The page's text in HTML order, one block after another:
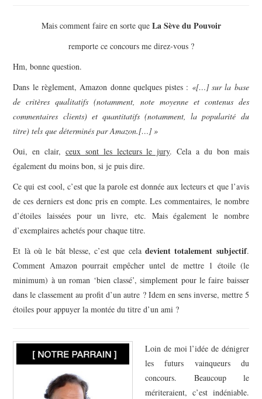
Mais comment faire en sorte que La Sève du Pouvoir
remporte ce concours me direz-vous ?
Hm, bonne question.
Dans le règlement, Amazon donne quelques pistes : «[…] sur la base
de critères qualitatifs (notamment, note moyenne et contenus des
commentaires clients) et quantitatifs (notamment, la popularité du
titre) tels que déterminés par Amazon.[…] »
Oui, en clair, ceux sont les lecteurs le jury. Cela a du bon mais
également du moins bon, si je puis dire.
Ce qui est cool, c’est que la parole est donnée aux lecteurs et que l’avis
de ces derniers est donc pris en compte. Les commentaires, le nombre
d’étoiles laissées pour un livre, etc. Mais également le nombre
d’exemplaires achetés pour chaque titre.
Et là où le bât blesse, c’est que celadevient totalement subjectif.
Comment Amazon pourrait empêcher untel de mettre 1 étoile (le
minimum) à un roman ‘bien classé’, simplement pour le faire baisser
dans le classement au profit d’un autre ? Idem en sens inverse, mettre 5
étoiles pour appuyer la montée du titre d’un ami ?
Loin de moi l’idée de dénigrer
les futurs vainqueurs du
concours. Beaucoup le
mériteraient, c’est indéniable.